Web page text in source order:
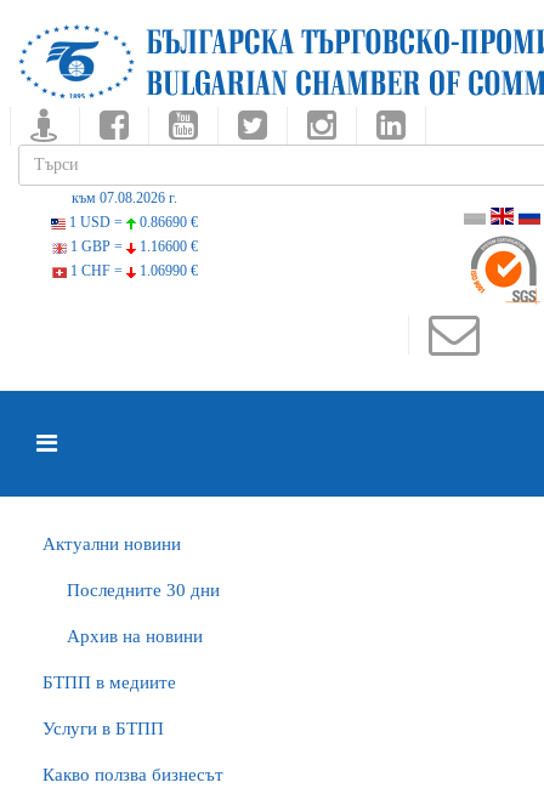
към 07.08.2026 г.
1 USD =
0.86690 €
1 GBP =
1.16600 €
1 CHF =
1.06990 €
Актуални новини
Последните 30 дни
Архив на новини
БTПП в медиите
Услуги в БТПП
Какво ползва бизнесът